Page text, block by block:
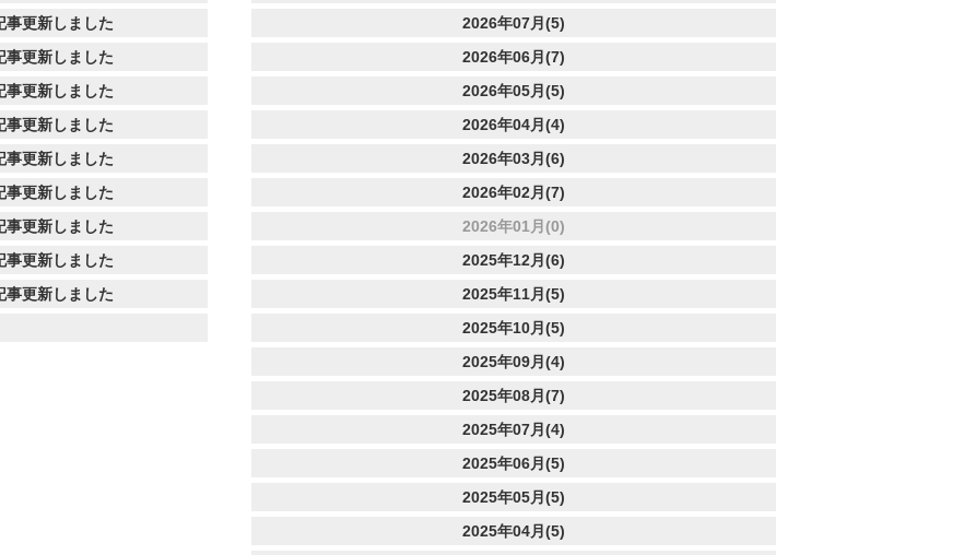
事更新しました
事更新しました
事更新しました
事更新しました
事更新しました
事更新しました
事更新しました
事更新しました
事更新しました
2026年07月(5)
2026年06月(7)
2026年05月(5)
2026年04月(4)
2026年03月(6)
2026年02月(7)
2026年01月(0)
2025年12月(6)
2025年11月(5)
2025年10月(5)
2025年09月(4)
2025年08月(7)
2025年07月(4)
2025年06月(5)
2025年05月(5)
2025年04月(5)